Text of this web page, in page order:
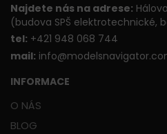
Najdete nás na adrese:
(budova SPŠ elektrotechnické,
tel: +421 948 068 744
mail:
INFORMACE
O NÁS
BLOG